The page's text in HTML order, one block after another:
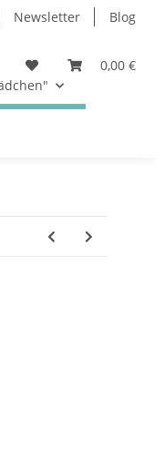
Newsletter Blog
0,00 €